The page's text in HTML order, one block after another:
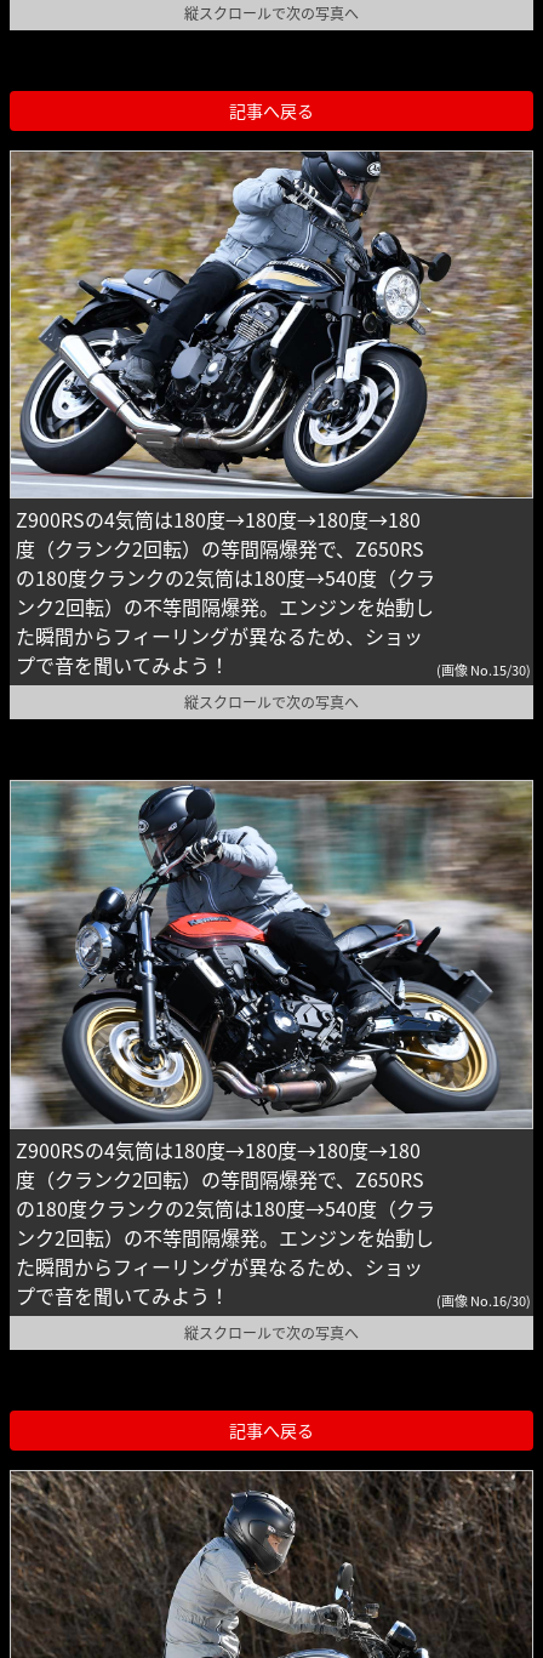
縦スクロールで次の写真へ
記事へ戻る
Z900RSの4気筒は180度→180度→180度→180
度（クランク2回転）の等間隔爆発で、Z650RS
の180度クランクの2気筒は180度→540度（クラ
ンク2回転）の不等間隔爆発。エンジンを始動し
た瞬間からフィーリングが異なるため、ショッ
プで音を聞いてみよう！
(画像 No.15/30)
縦スクロールで次の写真へ
Z900RSの4気筒は180度→180度→180度→180
度（クランク2回転）の等間隔爆発で、Z650RS
の180度クランクの2気筒は180度→540度（クラ
ンク2回転）の不等間隔爆発。エンジンを始動し
た瞬間からフィーリングが異なるため、ショッ
プで音を聞いてみよう！
(画像 No.16/30)
縦スクロールで次の写真へ
記事へ戻る